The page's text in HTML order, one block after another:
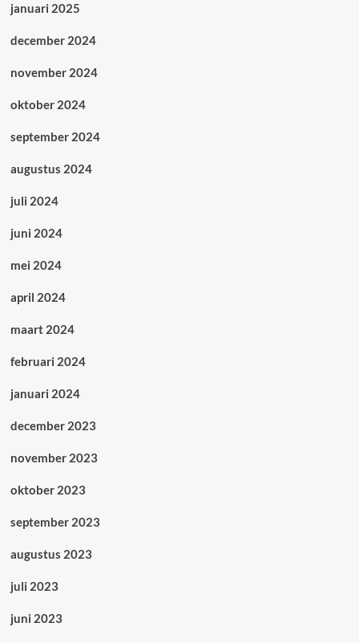
januari 2025
december 2024
november 2024
oktober 2024
september 2024
augustus 2024
juli 2024
juni 2024
mei 2024
april 2024
maart 2024
februari 2024
januari 2024
december 2023
november 2023
oktober 2023
september 2023
augustus 2023
juli 2023
juni 2023